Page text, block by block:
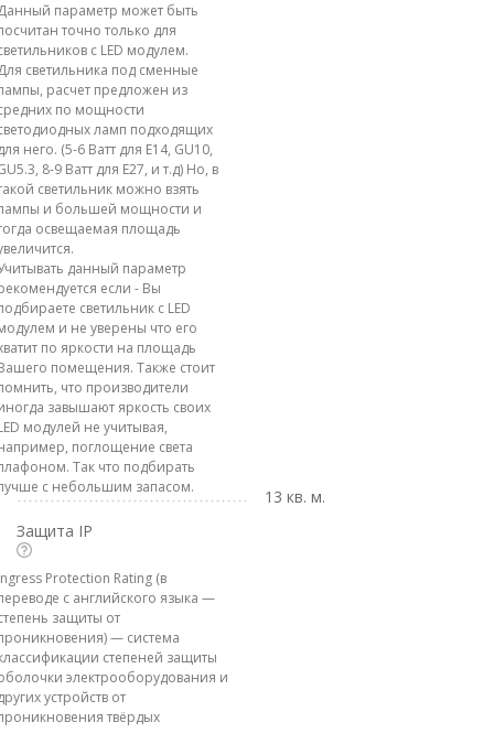
параметр может быть
точно только для
с LED модулем.
светильника под сменные
расчет предложен из
по мощности
ламп подходящих
него. (5-6 Ватт для E14, GU10,
8-9 Ватт для E27, и т.д) Но, в
светильник можно взять
и большей мощности и
освещаемая площадь
данный параметр
если - Вы
светильник с LED
и не уверены что его
по яркости на площадь
помещения. Также стоит
что производители
завышают яркость своих
модулей не учитывая,
поглощение света
Так что подбирать
с небольшим запасом.
13 кв. м.
Защита IP
Protection Rating (в
с английского языка —
защиты от
— система
степеней защиты
электрооборудования и
устройств от
твёрдых